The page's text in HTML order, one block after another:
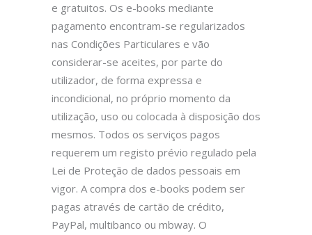
e gratuitos. Os e-books mediante
pagamento encontram-se regularizados
nas Condições Particulares e vão
considerar-se aceites, por parte do
utilizador, de forma expressa e
incondicional, no próprio momento da
utilização, uso ou colocada à disposição dos
mesmos. Todos os serviços pagos
requerem um registo prévio regulado pela
Lei de Proteção de dados pessoais em
vigor. A compra dos e-books podem ser
pagas através de cartão de crédito,
PayPal, multibanco ou mbway. O